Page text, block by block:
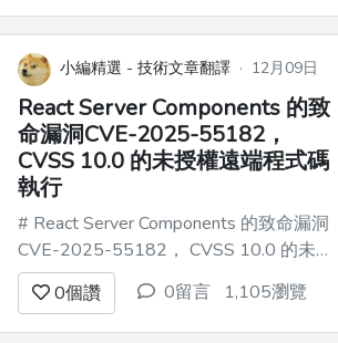
非你想像中的架構災難呢？如果我向你展
示它實際上功能強大、輕量級且實現起來
異常簡單呢？你或許會覺得我瘋了，但我
即將說服你，單例模式並非罪魁禍...
小編精選 - 技術文章翻譯 · 12月09日
React Server Components 的致
命漏洞CVE-2025-55182，
CVSS 10.0 的未授權遠端程式碼
執行
# React Server Components 的致命漏洞
CVE-2025-55182， CVSS 10.0 的未授
權遠程代碼執行 > ⚠️ 嚴重警告：如果你
在使用 React Server Components，請立
即檢查並升級到安全版本！ ![image.png]
0個讚 0留言 1,105瀏覽